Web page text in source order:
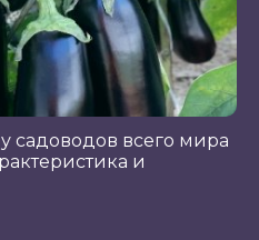
садоводов всего мира
и